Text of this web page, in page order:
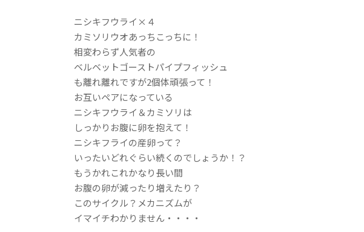
ニシキフウライ×４
カミソリウオあっちこっちに！
相変わらず人気者の
ベルベットゴーストパイプフィッシュ
も離れ離れですが2個体頑張って！
お互いペアになっている
ニシキフウライ＆カミソリは
しっかりお腹に卵を抱えて！
ニシキフライの産卵って？
いったいどれぐらい続くのでしょうか！？
もうかれこれかなり長い間
お腹の卵が減ったり増えたり？
このサイクル？メカニズムが
イマイチわかりません・・・・